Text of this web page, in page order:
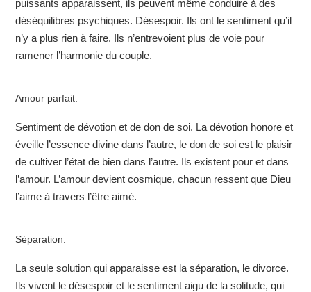
puissants apparaissent, ils peuvent même conduire à des
déséquilibres psychiques. Désespoir. Ils ont le sentiment qu’il
n’y a plus rien à faire. Ils n’entrevoient plus de voie pour
ramener l’harmonie du couple.
Amour parfait.
Sentiment de dévotion et de don de soi. La dévotion honore et
éveille l’essence divine dans l’autre, le don de soi est le plaisir
de cultiver l’état de bien dans l’autre. Ils existent pour et dans
l’amour. L’amour devient cosmique, chacun ressent que Dieu
l’aime à travers l’être aimé.
Séparation.
La seule solution qui apparaisse est la séparation, le divorce.
Ils vivent le désespoir et le sentiment aigu de la solitude, qui